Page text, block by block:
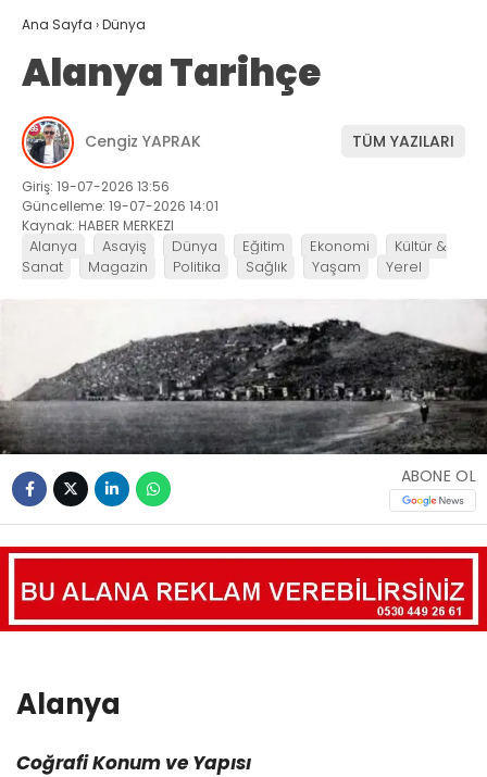
Ana Sayfa ›Dünya
Alanya Tarihçe
Cengiz YAPRAK TÜM YAZILARI
Giriş: 19-07-2026 13:56
Güncelleme: 19-07-2026 14:01
Kaynak: HABER MERKEZI
Alanya Asayiş Dünya Eğitim Ekonomi
Kültür &
Sanat
Magazin Politika Sağlık Yaşam Yerel
ABONE OL
Alanya
Coğrafi Konum ve Yapısı